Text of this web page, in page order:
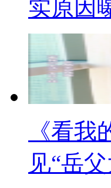
实原因
《看
见“岳